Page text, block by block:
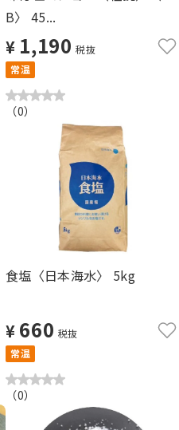
B〉 45...
¥ 1,190 税抜
常温
（0）
食塩〈日本海水〉 5kg
¥ 660 税抜
常温
（0）